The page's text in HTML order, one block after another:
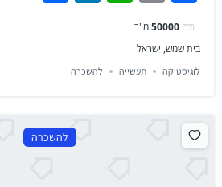
50000מ"ר
בית שמש, ישראל
לוגיסטיקה תעשייה להשכרה
להשכרה